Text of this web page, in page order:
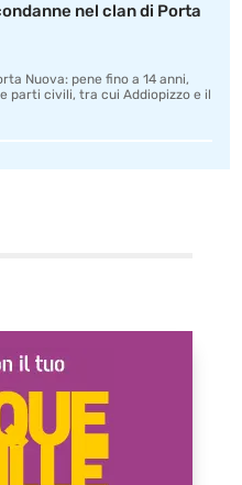
nel clan di Porta
Nuova: pene fino a 14 anni,
parti civili, tra cui Addiopizzo e il